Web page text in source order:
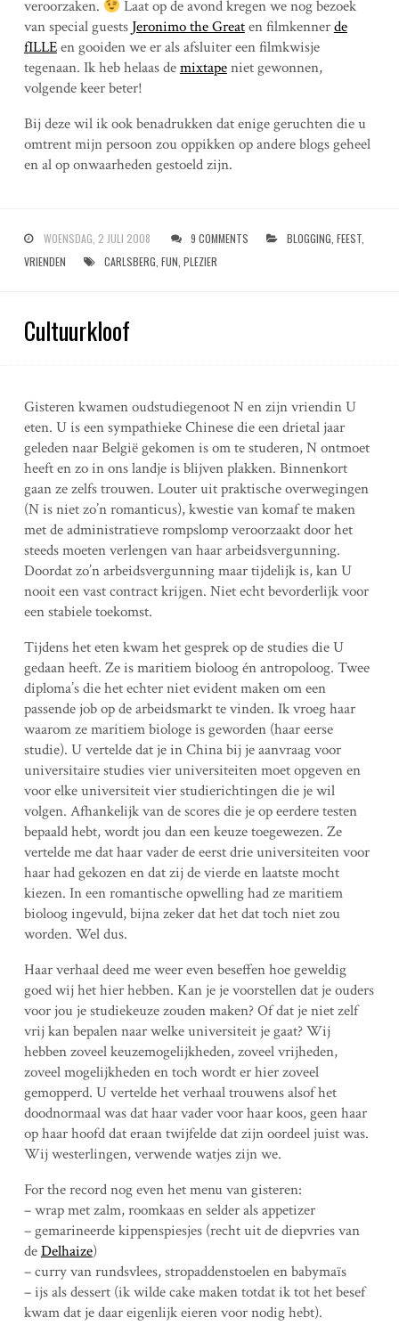
veroorzaken.
Laat op de avond kregen we nog bezoek
van special guests Jeronimo the Greaten filmkennerde
fILLEen gooiden we er als afsluiter een filmkwisje
tegenaan. Ik heb helaas demixtapeniet gewonnen,
volgende keer beter!
Bij deze wil ik ook benadrukken dat enige geruchten die u
omtrent mijn persoon zou oppikken op andere blogs geheel
en al op onwaarheden gestoeld zijn.
WOENSDAG, 2 JULI 2008 9 COMMENTS BLOGGING FEEST,
VRIENDEN
CARLSBERG FUN PLEZIER
Cultuurkloof
Gisteren kwamen oudstudiegenoot N en zijn vriendin U
eten. U is een sympathieke Chinese die een drietal jaar
geleden naar België gekomen is om te studeren, N ontmoet
heeft en zo in ons landje is blijven plakken. Binnenkort
gaan ze zelfs trouwen. Louter uit praktische overwegingen
(N is niet zo’n romanticus), kwestie van komaf te maken
met de administratieve rompslomp veroorzaakt door het
steeds moeten verlengen van haar arbeidsvergunning.
Doordat zo’n arbeidsvergunning maar tijdelijk is, kan U
nooit een vast contract krijgen. Niet echt bevorderlijk voor
een stabiele toekomst.
Tijdens het eten kwam het gesprek op de studies die U
gedaan heeft. Ze is maritiem bioloog én antropoloog. Twee
diploma’s die het echter niet evident maken om een
passende job op de arbeidsmarkt te vinden. Ik vroeg haar
waarom ze maritiem biologe is geworden (haar eerse
studie). U vertelde dat je in China bij je aanvraag voor
universitaire studies vier universiteiten moet opgeven en
voor elke universiteit vier studierichtingen die je wil
volgen. Afhankelijk van de scores die je op eerdere testen
bepaald hebt, wordt jou dan een keuze toegewezen. Ze
vertelde me dat haar vader de eerst drie universiteiten voor
haar had gekozen en dat zij de vierde en laatste mocht
kiezen. In een romantische opwelling had ze maritiem
bioloog ingevuld, bijna zeker dat het dat toch niet zou
worden. Wel dus.
Haar verhaal deed me weer even beseffen hoe geweldig
goed wij het hier hebben. Kan je je voorstellen dat je ouders
voor jou je studiekeuze zouden maken? Of dat je niet zelf
vrij kan bepalen naar welke universiteit je gaat? Wij
hebben zoveel keuzemogelijkheden, zoveel vrijheden,
zoveel mogelijkheden en toch wordt er hier zoveel
gemopperd. U vertelde het verhaal trouwens alsof het
doodnormaal was dat haar vader voor haar koos, geen haar
op haar hoofd dat eraan twijfelde dat zijn oordeel juist was.
Wij westerlingen, verwende watjes zijn we.
For the record nog even het menu van gisteren:
– wrap met zalm, roomkaas en selder als appetizer
– gemarineerde kippenspiesjes (recht uit de diepvries van
deDelhaize)
– curry van rundsvlees, stropaddenstoelen en babymaïs
– ijs als dessert (ik wilde cake maken totdat ik tot het besef
kwam dat je daar eigenlijk eieren voor nodig hebt).